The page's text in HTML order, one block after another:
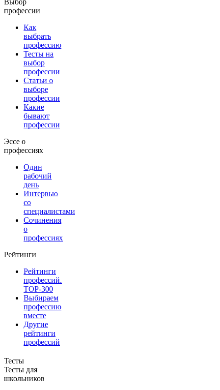
профессии
Как
выбрать
профессию
Тесты на
выбор
профессии
Статьи о
выборе
профессии
Какие
бывают
профессии
Эссе о
профессиях
Один
рабочий
день
Интервью
со
специалистами
Сочинения
о
профессиях
Рейтинги
Рейтинги
профессий.
TOP-300
Выбираем
профессию
вместе
Другие
рейтинги
профессий
Тесты
Тесты для
школьников